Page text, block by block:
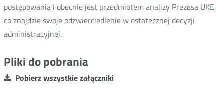
postępowania i obecnie jest przedmiotem analizy Prezesa UKE,
co znajdzie swoje odzwierciedlenie w ostatecznej decyzji
administracyjnej.
Pliki do pobrania
Pobierz wszystkie załączniki